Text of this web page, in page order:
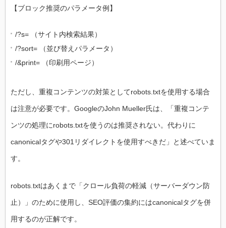
【ブロック推奨のパラメータ例】
/?s= （サイト内検索結果）
/?sort= （並び替えパラメータ）
/&print= （印刷用ページ）
ただし、重複コンテンツの対策としてrobots.txtを使用する場合
は注意が必要です。GoogleのJohn Mueller氏は、「重複コンテ
ンツの処理にrobots.txtを使うのは推奨されない。代わりに
canonicalタグや301リダイレクトを使用すべきだ」と述べていま
す。
robots.txtはあくまで「クロール負荷の軽減（サーバーダウン防
止）」のために使用し、SEO評価の集約にはcanonicalタグを併
用するのが正解です。